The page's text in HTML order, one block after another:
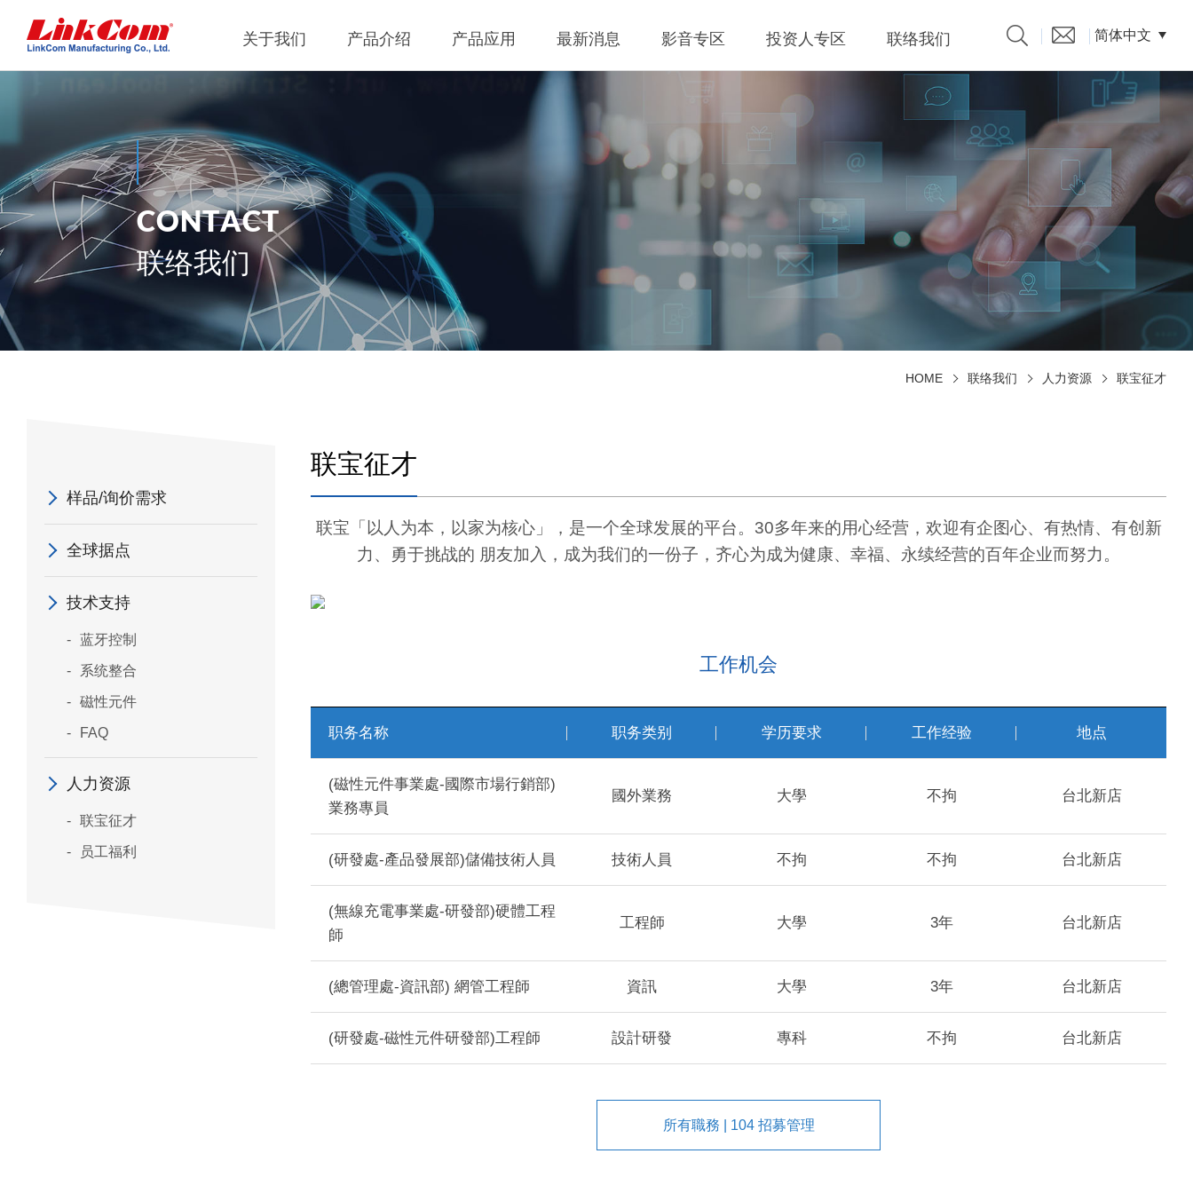
关于我们 产品介绍
网通
网络变压器
电源磁性元件
电力綫通讯变压器
噪音抑制
射频磁性元件
電感
Qi1.x 无线充电成品
Qi2.2 TX 发射模组
Qi2.0 TX 发射模组
Qi1.x TX 發射模組
Qi1.x RX 接收模组
低交流电压输入
产品型录
产品应用 最新消息 影音专区 投资人专区
公司概况
重要内规
内部稽核
獨立董事溝通情形
历年股利分流
公司发言人、代理发言人
利害關係人關注議題、溝
通管道與回應情形
外部信箱(含利害關係人)的
联络我们 简体中文
CONTACT
联络我们
HOME 联络我们 人力资源 联宝征才
样品/询价需求
全球据点
技术支持
蓝牙控制
系统整合
磁性元件
FAQ
人力资源
联宝征才
员工福利
联宝征才
联宝「以人为本，以家为核心」，是一个全球发展的平台。30多年来的用心经营，欢迎有企图心、有热情、有创新
力、勇于挑战的 朋友加入，成为我们的一份子，齐心为成为健康、幸福、永续经营的百年企业而努力。
工作机会
职务名称 职务类别 学历要求 工作经验 地点
(磁性元件事業處-國際市場行銷部)
業務專員
國外業務 大學 不拘 台北新店
(研發處-產品發展部)儲備技術人員 技術人員 不拘 不拘 台北新店
(無線充電事業處-研發部)硬體工程
師
工程師 大學 3年 台北新店
(總管理處-資訊部) 網管工程師 資訊 大學 3年 台北新店
(研發處-磁性元件研發部)工程師 設計研發 專科 不拘 台北新店
所有職務 | 104 招募管理